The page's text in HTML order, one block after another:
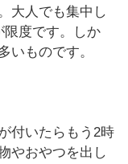
大人でも集中し
限度です。しか
いものです。
付いたらもう2時
やおやつを出し